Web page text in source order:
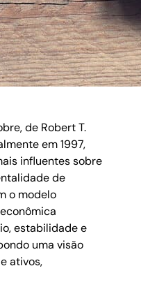
de Robert T.
em 1997,
influentes sobre
de
o modelo
estabilidade e
uma visão
ativos,